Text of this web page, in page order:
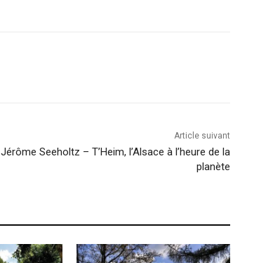
Article suivant
Jérôme Seeholtz – T’Heim, l’Alsace à l’heure de la
planète